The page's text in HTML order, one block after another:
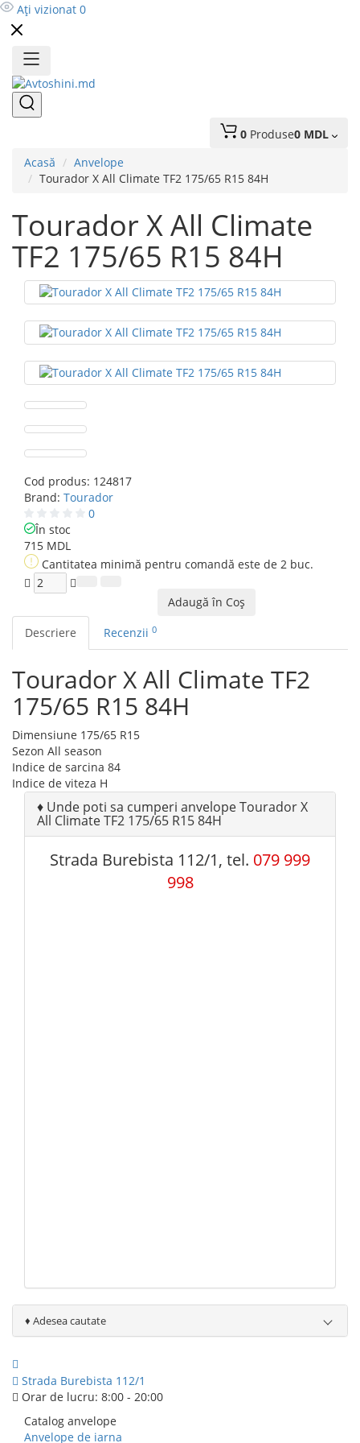
Ați vizionat 0
0 Produse0 MDL
Acasă
Anvelope
Tourador X All Climate TF2 175/65 R15 84H
Tourador X All Climate
TF2 175/65 R15 84H
Cod produs: 124817
Brand: Tourador
0
În stoc
715 MDL
Cantitatea minimă pentru comandă este de 2 buc.
Adaugă în Coş
Descriere
Recenzii 0
Tourador X All Climate TF2
175/65 R15 84H
Dimensiune 175/65 R15
Sezon All season
Indice de sarcina 84
Indice de viteza H
♦ Unde poti sa cumperi anvelope Tourador X
All Climate TF2 175/65 R15 84H
Strada Burebista 112/1, tel. 079 999
998
♦ Adesea cautate
Strada Burebista 112/1
Orar de lucru: 8:00 - 20:00
Catalog anvelope
Anvelope de iarna